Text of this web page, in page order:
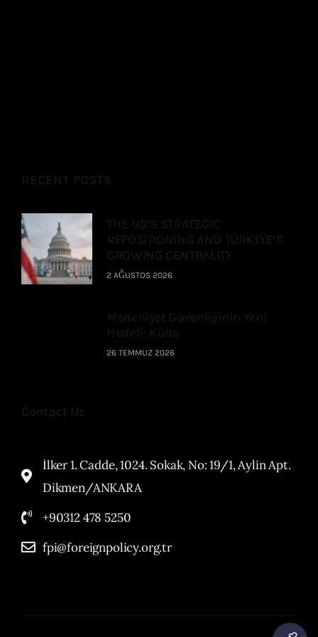
RECENT POSTS
THE US’S STRATEGIC
REPOSITIONING AND TÜRKİYE’S
GROWING CENTRALITY
2 AĞUSTOS 2026
Medeniyet Güvenliğinin Yeni
Hedefi: Küba
26 TEMMUZ 2026
Contact Us
İlker 1. Cadde, 1024. Sokak, No: 19/1, Aylin Apt.
Dikmen/ANKARA
+90312 478 5250
fpi@foreignpolicy.org.tr